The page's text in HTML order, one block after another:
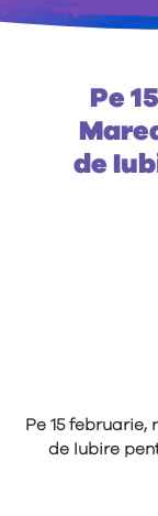
Pe
de
Pe 15
de Iubire